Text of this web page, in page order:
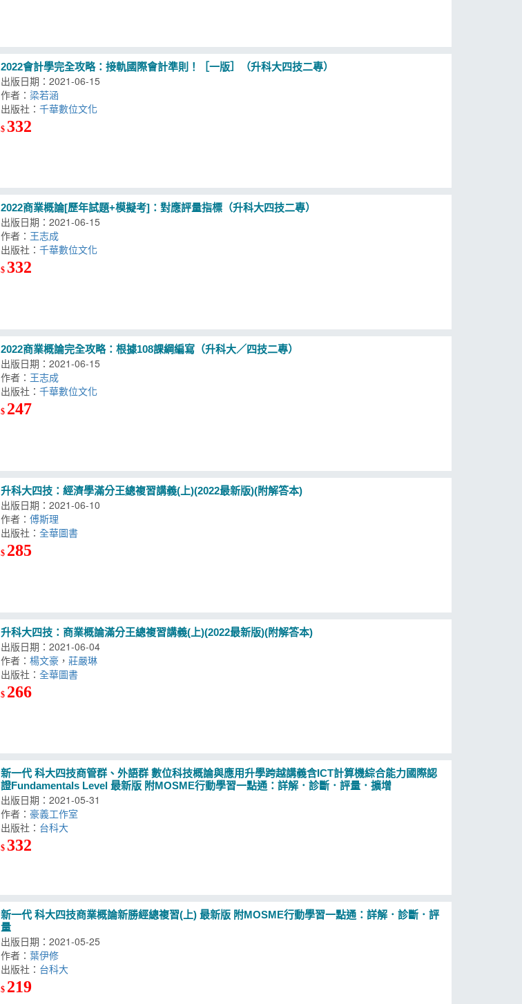
2022會計學完全攻略：接軌國際會計準則！［一版］（升科大四技二專）
出版日期：2021-06-15
作者：梁若涵
出版社：
$ 332
2022商業概論[歷年試題+模擬考]：對應評量指標（升科大四技二專）
出版日期：2021-06-15
作者： 王志成
出版社：
$ 332
2022商業概論完全攻略：根據108課綱編寫（升科大／四技二專）
出版日期：2021-06-15
作者： 王志成
出版社：
$ 247
升科大四技：經濟學滿分王總複習講義(上)(2022最新版)(附解答本)
出版日期：2021-06-10
作者：傅斯理
出版社：
$ 285
升科大四技：商業概論滿分王總複習講義(上)(2022最新版)(附解答本)
出版日期：2021-06-04
作者：楊文豪 ，莊嚴琳
出版社：
$ 266
新一代 科大四技商管群、外語群 數位科技概論與應用升學跨越講義含ICT計算機綜合能力國際認
證Fundamentals Level 最新版 附MOSME行動學習一點通：詳解．診斷．評量．擴增
出版日期：2021-05-31
作者：豪義工作室
出版社：
$ 332
新一代 科大四技商業概論新勝經總複習(上) 最新版 附MOSME行動學習一點通：詳解．診斷．評
量
出版日期：2021-05-25
作者：葉伊修
出版社：
$ 219